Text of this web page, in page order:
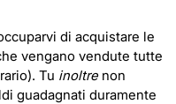
di acquistare le
vengano vendute tutte
Tu inoltre non
guadagnati duramente